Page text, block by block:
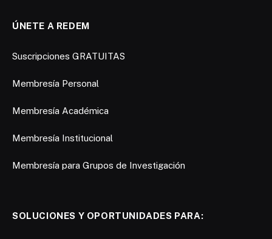
ÚNETE A REDEM
Suscripciones GRATUITAS
Membresía Personal
Membresía Académica
Membresía Institucional
Membresía para Grupos de Investigación
SOLUCIONES Y OPORTUNIDADES PARA: